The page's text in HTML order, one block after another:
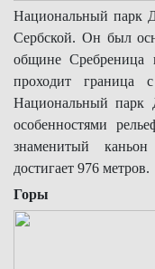
Национальный парк
Сербской. Он был
общине Сребреница
проходит граница
Национальный парк
особенностями
знаменитый
достигает 976 метров.
Горы